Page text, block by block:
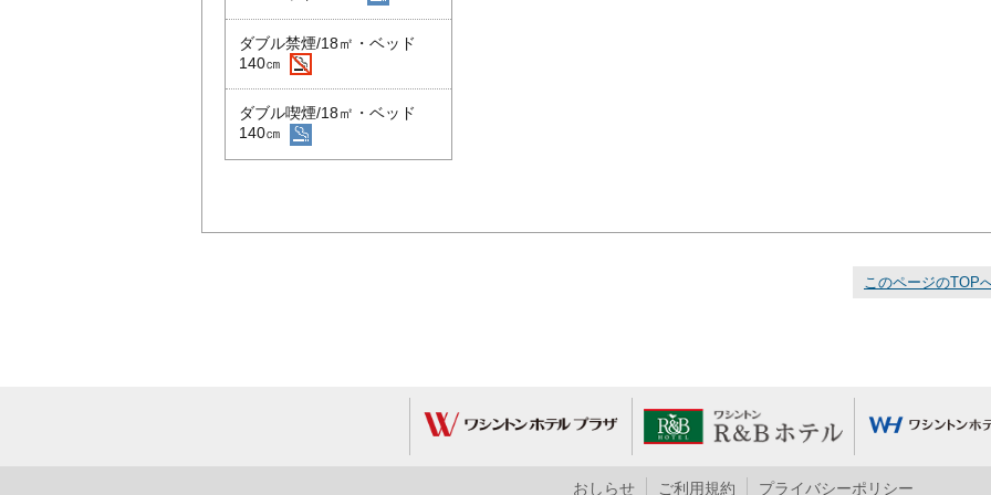
ダブル禁煙/18㎡・ベッド
140㎝
ダブル喫煙/18㎡・ベッド
140㎝
このページのTOP
おしらせ ご利用規約 プライバシーポリシー